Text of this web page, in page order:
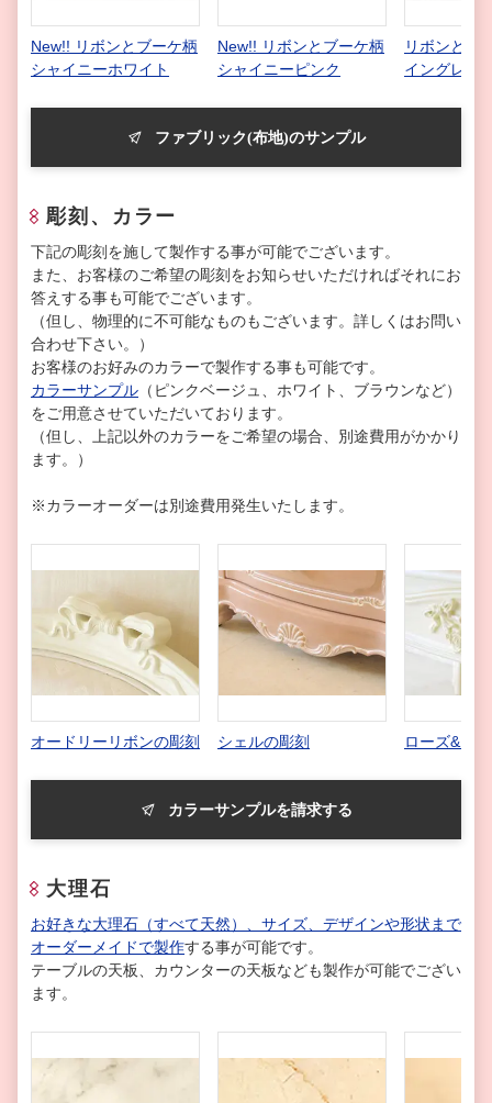
New!! リボンとブーケ柄
シャイニーホワイト
New!! リボンとブーケ柄
シャイニーピンク
リボンとブ
イングレー
ファブリック(布地)のサンプル
彫刻、カラー
下記の彫刻を施して製作する事が可能でございます。
また、お客様のご希望の彫刻をお知らせいただければそれにお
答えする事も可能でございます。
（但し、物理的に不可能なものもございます。詳しくはお問い
合わせ下さい。）
お客様のお好みのカラーで製作する事も可能です。
カラーサンプル （ピンクベージュ、ホワイト、ブラウンなど）
をご用意させていただいております。
（但し、上記以外のカラーをご希望の場合、別途費用がかかり
ます。）
※カラーオーダーは別途費用発生いたします。
オードリーリボンの彫刻 シェルの彫刻 ローズ&リ
カラーサンプルを請求する
大理石
お好きな大理石（すべて天然）、サイズ、デザインや形状まで
オーダーメイドで製作する事が可能です。
テーブルの天板、カウンターの天板なども製作が可能でござい
ます。